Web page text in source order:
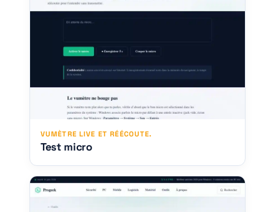
VUMÈTRE LIVE ET RÉÉCOUTE.
Test micro